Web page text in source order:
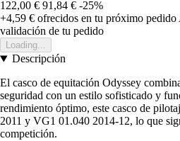
122,00 € 91,84 € -25%
+4,59 € ofrecidos en tu próximo pedido
validación de tu pedido
Loading...
Descripción
El casco de equitación Odyssey
seguridad con un estilo sofisticado y
rendimiento óptimo, este casco de
2011 y VG1 01.040 2014-12, lo que
competición.